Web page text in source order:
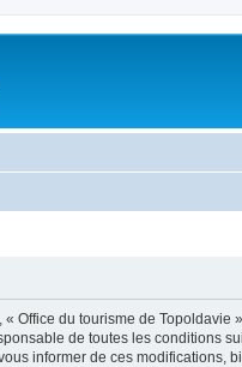
Office du tourisme de
de toutes les conditions
informer de ces